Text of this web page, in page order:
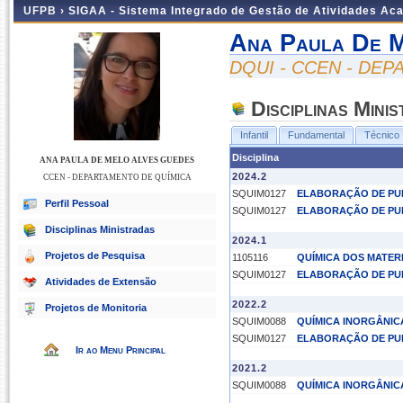
UFPB › SIGAA - Sistema Integrado de Gestão de Atividades
ANA PAULA DE MELO ALVES GUEDES
CCEN - DEPARTAMENTO DE QUÍMICA
Perfil Pessoal
Disciplinas Ministradas
Projetos de Pesquisa
Atividades de Extensão
Projetos de Monitoria
Ir ao Menu Principal
Ana Paula De
DQUI - CCEN -
Disciplinas
Infantil Fundamental Técnico
Disciplina
2024.2
SQUIM0127
ELABORAÇÃO DE
SQUIM0127
ELABORAÇÃO DE
2024.1
1105116
QUÍMICA DOS
SQUIM0127
ELABORAÇÃO DE
2022.2
SQUIM0088
QUÍMICA
SQUIM0127
ELABORAÇÃO DE
2021.2
SQUIM0088
QUÍMICA